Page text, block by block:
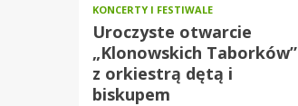
KONCERTY I FESTIWALE
Uroczyste otwarcie
„Klonowskich Taborków”
z orkiestrą dętą i
biskupem